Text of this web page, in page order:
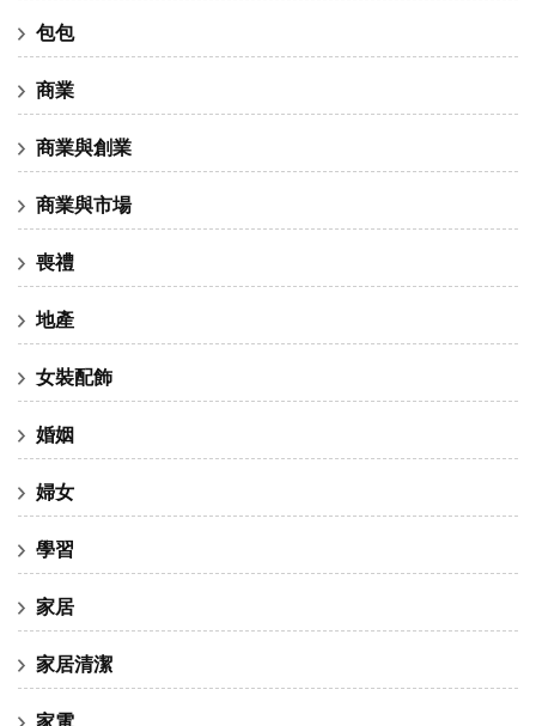
包包
商業
商業與創業
商業與市場
喪禮
地產
女裝配飾
婚姻
婦女
學習
家居
家居清潔